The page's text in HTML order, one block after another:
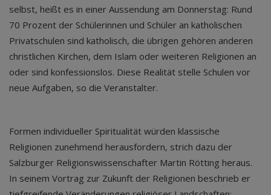
selbst, heißt es in einer Aussendung am Donnerstag: Rund
70 Prozent der Schülerinnen und Schüler an katholischen
Privatschulen sind katholisch, die übrigen gehören anderen
christlichen Kirchen, dem Islam oder weiteren Religionen an
oder sind konfessionslos. Diese Realität stelle Schulen vor
neue Aufgaben, so die Veranstalter.
Formen individueller Spiritualität würden klassische
Religionen zunehmend herausfordern, strich dazu der
Salzburger Religionswissenschafter Martin Rötting heraus.
In seinem Vortrag zur Zukunft der Religionen beschrieb er